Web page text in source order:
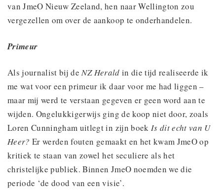
van JmeO Nieuw Zeeland, hen naar Wellington zou
vergezellen om over de aankoop te onderhandelen.
Primeur
Als journalist bij deNZ Herald in die tijd realiseerde ik
me wat voor een primeur ik daar voor me had liggen –
maar mij werd te verstaan gegeven er geen word aan te
wijden. Ongelukkigerwijs ging de koop niet door, zoals
Loren Cunningham uitlegt in zijn boek Is dit echt van U
Heer? Er werden fouten gemaakt en het kwam JmeO op
kritiek te staan van zowel het seculiere als het
christelijke publiek. Binnen JmeO noemden we die
periode ‘de dood van een visie’.